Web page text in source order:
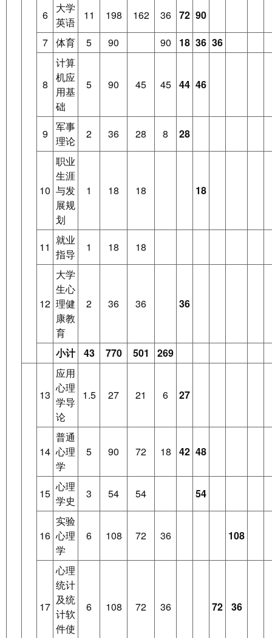
6
大学
英语
11 198 162 36 72 90
7 体育 5 90 90 18 36 36
8
计算
机应
用基
础
5 90 45 45 44 46
9
军事
理论
2 36 28 8 28
10
职业
生涯
与发
展规
划
1 18 18 18
11
就业
指导
1 18 18
12
大学
生心
理健
康教
育
2 36 36 36
小计 43 770 501 269
13
应用
心理
学导
论
1.5 27 21 6 27
14
普通
心理
学
5 90 72 18 42 48
15
心理
学史
3 54 54 54
16
实验
心理
学
6 108 72 36 108
17
心理
统计
及统
计软
件使
6 108 72 36 72 36